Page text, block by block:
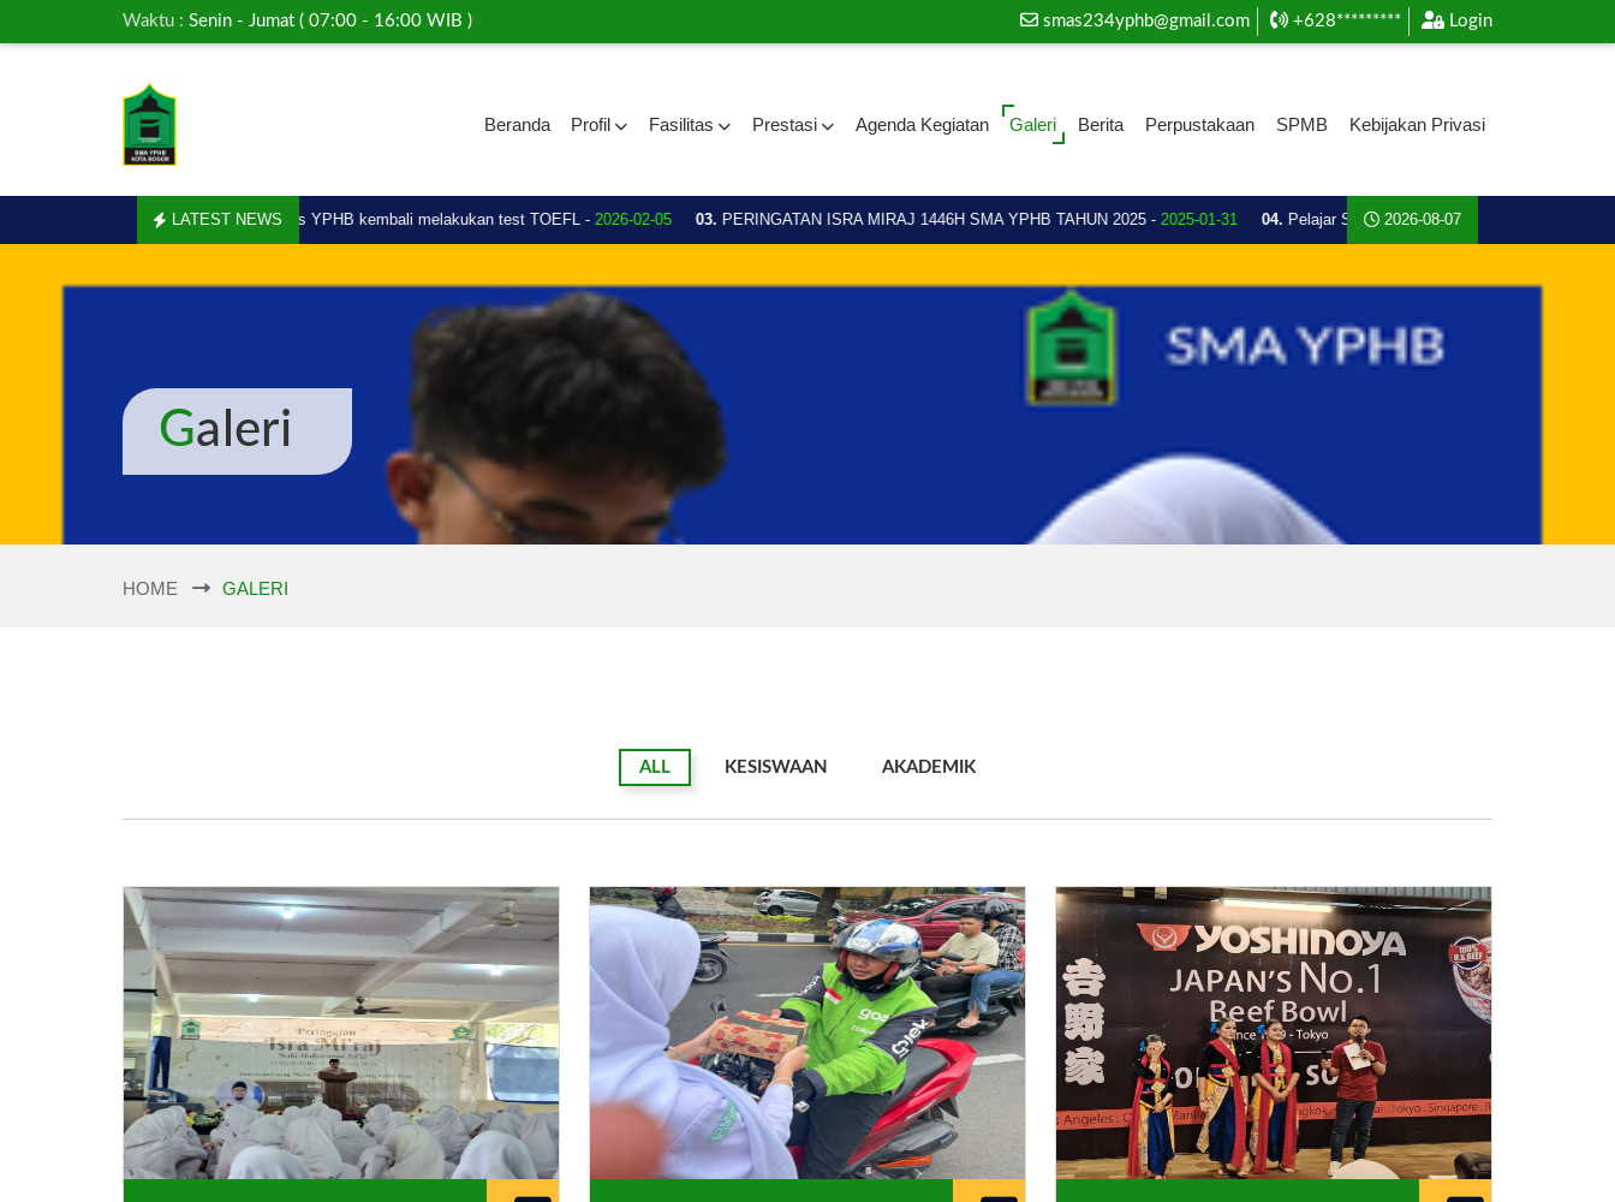
Waktu : Senin - Jumat ( 07:00 - 16:00 WIB ) smas234yphb@gmail.com +628********* Login
Beranda Profil Fasilitas Prestasi Agenda Kegiatan Galeri Berita Perpustakaan SPMB Kebijakan Privasi
LATEST NEWS
Ratusan pelajar SMA Plus YPHB kembali melakukan test TOEFL -2026-02-05 03. PERINGATAN ISRA MIRAJ 1446H SMA YPHB TAHUN 2025 -2025-01-31 04. Pelajar SMA Plus YPHB Ini Boyong Piala Emas,
2026-08-07
Galeri
HOME GALERI
ALL KESISWAAN AKADEMIK